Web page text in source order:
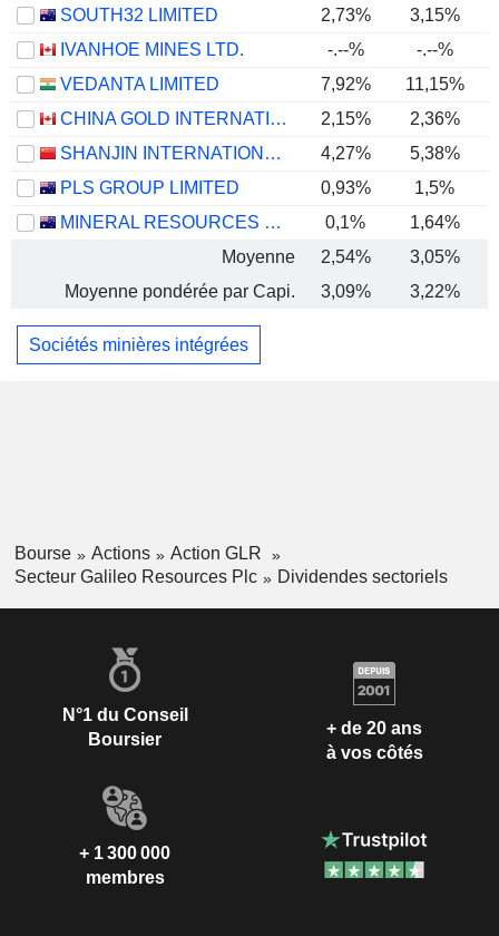
SOUTH32 LIMITED
2,73% 3,15%
IVANHOE MINES LTD.
-.--% -.--%
VEDANTA LIMITED
7,92%
11,15%
CHINA GOLD INTERNATIONAL RESOURCES CORP. LTD.
2,15% 2,36%
SHANJIN INTERNATIONAL GOLD CO., LTD.
4,27% 5,38%
PLS GROUP LIMITED
0,93% 1,5%
MINERAL RESOURCES LIMITED
0,1% 1,64%
Moyenne
2,54% 3,05%
Moyenne pondérée par Capi.
3,09% 3,22%
Sociétés minières intégrées
Bourse Actions
Action GLR
Secteur Galileo Resources Plc
Dividendes sectoriels
N°1 du Conseil
Boursier
+ de 20 ans
à vos côtés
+ 1 300 000
membres